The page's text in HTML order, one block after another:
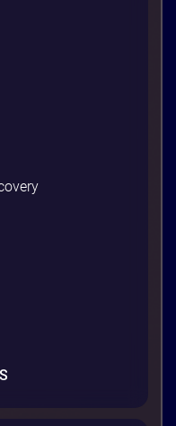
thích đơn giản
Việt
ngữ “Generative